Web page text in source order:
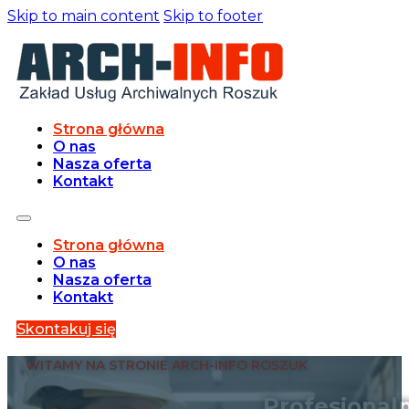
Skip to main content Skip to footer
Strona główna
O nas
Nasza oferta
Kontakt
Strona główna
O nas
Nasza oferta
Kontakt
Skontakuj się
WITAMY NA STRONIE ARCH-INFO ROSZUK